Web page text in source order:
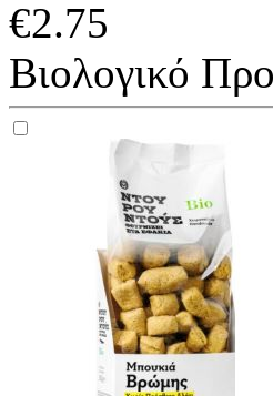
€2.75
Βιολογικό